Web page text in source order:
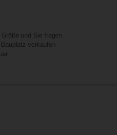
und Sie fragen
verkaufen